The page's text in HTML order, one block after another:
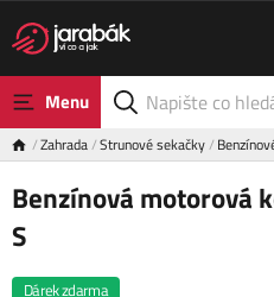
Menu
Zahrada Strunové sekačky
Benzínová motorová
S
Dárek zdarma